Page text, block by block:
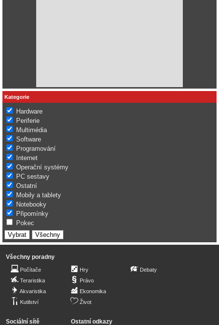
Kategorie
Hardware
Periferie
Multimédia
Software
Programování
Internet
Operační systémy
PC sestavy
Ostatní
Mobily a tablety
Notebooky
Připomínky
Pokec
Všechny poradny
Počítače
Teraristika
Akvaristika
Kutilství
Hry
Právo
Ekonomika
Život
Debaty
Sociální sítě Ostatní odkazy